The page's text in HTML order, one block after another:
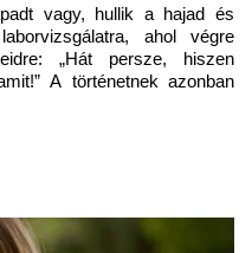
vagy, hullik a hajad és
ahol végre
„Hát persze, hiszen
A történetnek azonban